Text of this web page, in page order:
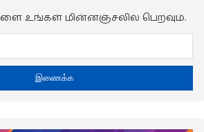
உங்கள் மின்னஞ்சலில் பெறவும்.
இணைக்க